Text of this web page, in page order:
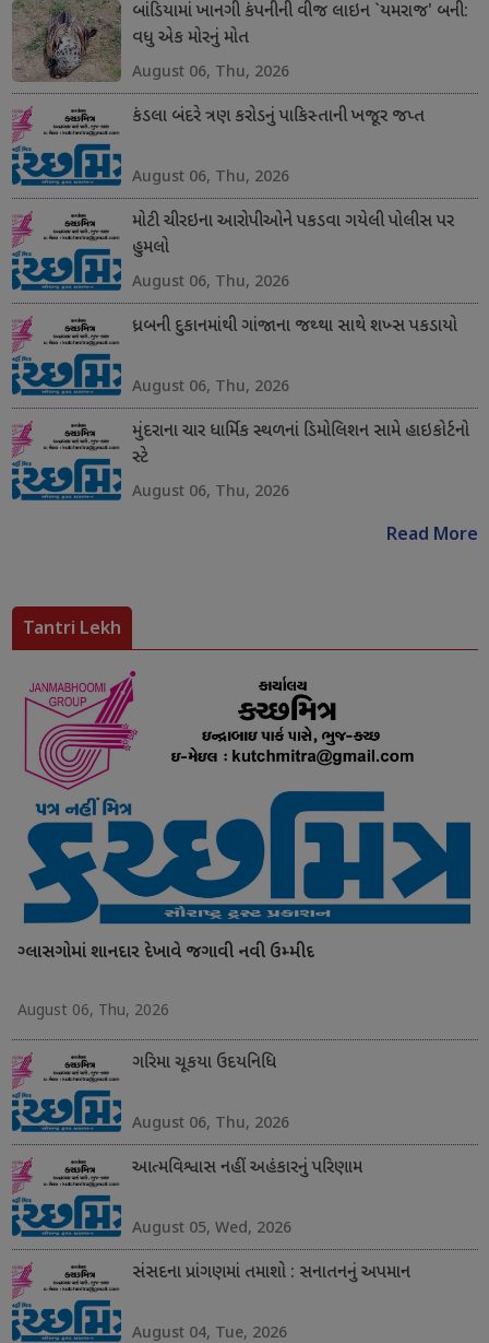
બાંડિયામાં ખાનગી કંપનીની વીજ લાઇન `યમરાજ' બની:
વધુ એક મોરનું મોત
August 06, Thu, 2026
કંડલા બંદરે ત્રણ કરોડનું પાકિસ્તાની ખજૂર જપ્ત
August 06, Thu, 2026
મોટી ચીરઇના આરોપીઓને પકડવા ગયેલી પોલીસ પર
હુમલો
August 06, Thu, 2026
ધ્રબની દુકાનમાંથી ગાંજાના જથ્થા સાથે શખ્સ પકડાયો
August 06, Thu, 2026
મુંદરાના ચાર ધાર્મિક સ્થળનાં ડિમોલિશન સામે હાઇકોર્ટનો
સ્ટે
August 06, Thu, 2026
Read More
Tantri Lekh
ગ્લાસગોમાં શાનદાર દેખાવે જગાવી નવી ઉમ્મીદ
August 06, Thu, 2026
ગરિમા ચૂકયા ઉદયનિધિ
August 06, Thu, 2026
આત્મવિશ્વાસ નહીં અહંકારનું પરિણામ
August 05, Wed, 2026
સંસદના પ્રાંગણમાં તમાશો : સનાતનનું અપમાન
August 04, Tue, 2026